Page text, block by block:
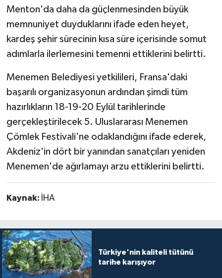
Menton'da daha da güçlenmesinden büyük
memnuniyet duyduklarını ifade eden heyet,
kardeş şehir sürecinin kısa süre içerisinde somut
adımlarla ilerlemesini temenni ettiklerini belirtti.
Menemen Belediyesi yetkilileri, Fransa'daki
başarılı organizasyonun ardından şimdi tüm
hazırlıkların 18-19-20 Eylül tarihlerinde
gerçekleştirilecek 5. Uluslararası Menemen
Çömlek Festivali'ne odaklandığını ifade ederek,
Akdeniz'in dört bir yanından sanatçıları yeniden
Menemen'de ağırlamayı arzu ettiklerini belirtti.
Kaynak: İHA
Türkiye'nin kaliteli tütünü
tarihe karışıyor